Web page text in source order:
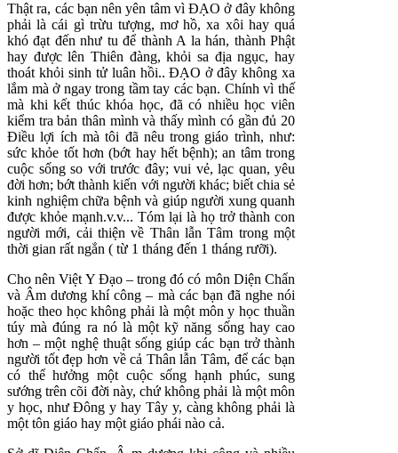
Thật ra, các bạn nên yên tâm vì ĐẠO ở đây không
phải là cái gì trừu tượng, mơ hồ, xa xôi hay quá
khó đạt đến như tu để thành A la hán, thành Phật
hay được lên Thiên đàng, khỏi sa địa ngục, hay
thoát khỏi sinh tử luân hồi.. ĐẠO ở đây không xa
lắm mà ở ngay trong tầm tay các bạn. Chính vì thế
mà khi kết thúc khóa học, đã có nhiều học viên
kiểm tra bản thân mình và thấy mình có gần đủ 20
Điều lợi ích mà tôi đã nêu trong giáo trình, như:
sức khỏe tốt hơn (bớt hay hết bệnh); an tâm trong
cuộc sống so với trước đây; vui vẻ, lạc quan, yêu
đời hơn; bớt thành kiến với người khác; biết chia sẻ
kinh nghiệm chữa bệnh và giúp người xung quanh
được khỏe mạnh.v.v... Tóm lại là họ trở thành con
người mới, cải thiện về Thân lẫn Tâm trong một
thời gian rất ngắn ( từ 1 tháng đến 1 tháng rưỡi).
Cho nên Việt Y Đạo – trong đó có môn Diện Chẩn
và Âm dương khí công – mà các bạn đã nghe nói
hoặc theo học không phải là một môn y học thuần
túy mà đúng ra nó là một kỹ năng sống hay cao
hơn – một nghệ thuật sống giúp các bạn trở thành
người tốt đẹp hơn về cả Thân lẫn Tâm, để các bạn
có thể hưởng một cuộc sống hạnh phúc, sung
sướng trên cõi đời này, chứ không phải là một môn
y học, như Đông y hay Tây y, càng không phải là
một tôn giáo hay một giáo phái nào cả.